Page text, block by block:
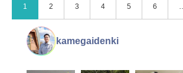
1 2 3 4 5 6
kamegaidenki